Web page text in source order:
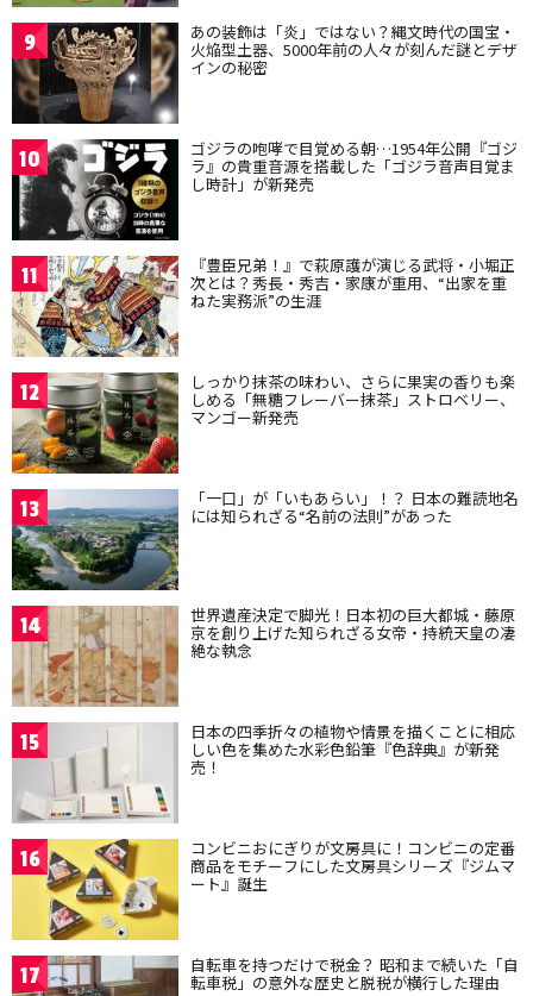
9 あの装飾は「炎」ではない？縄文時代の国宝・
火焔型土器、5000年前の人々が刻んだ謎とデザ
インの秘密
10 ゴジラの咆哮で目覚める朝…1954年公開『ゴジ
ラ』の貴重音源を搭載した「ゴジラ音声目覚ま
し時計」が新発売
11 『豊臣兄弟！』で萩原護が演じる武将・小堀正
次とは？秀長・秀吉・家康が重用、“出家を重
ねた実務派”の生涯
12 しっかり抹茶の味わい、さらに果実の香りも楽
しめる「無糖フレーバー抹茶」ストロベリー、
マンゴー新発売
13 「一口」が「いもあらい」！？ 日本の難読地名
には知られざる“名前の法則”があった
14 世界遺産決定で脚光！日本初の巨大都城・藤原
京を創り上げた知られざる女帝・持統天皇の凄
絶な執念
15 日本の四季折々の植物や情景を描くことに相応
しい色を集めた水彩色鉛筆『色辞典』が新発
売！
16 コンビニおにぎりが文房具に！コンビニの定番
商品をモチーフにした文房具シリーズ『ジムマ
ート』誕生
17 自転車を持つだけで税金？ 昭和まで続いた「自
転車税」の意外な歴史と脱税が横行した理由